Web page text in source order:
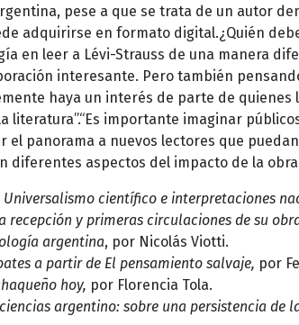
pese a que se trata de un autor
adquirirse en formato digital.¿Quién
en leer a Lévi-Strauss de una manera
interesante. Pero también
haya un interés de parte de
literatura”.“Es importante imaginar
panorama a nuevos lectores que
aspectos del impacto de la obra
científico e interpretaciones
y primeras circulaciones de su
argentina, por Nicolás Viotti.
a partir de El pensamiento salvaje, por
hoy, por Florencia Tola.
argentino: sobre una persistencia